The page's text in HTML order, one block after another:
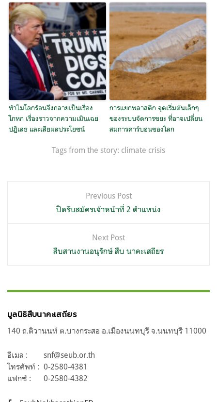
ทำไมโลกร้อนจึงกลายเป็นเรื่อง
โกหก เรื่องราวจากความเมินเฉย
ปฏิเสธ และเสียผลประโยชน์
การแยกพลาสติก จุดเริ่มต้นเล็กๆ
ของระบบจัดการขยะ ที่อาจเปลี่ยน
สมการคาร์บอนของโลก
Tags from the story: climate crisis
Previous Post
ปิดรับสมัครเจ้าหน้าที่ 2 ตำแหน่ง
Next Post
สืบสานงานอนุรักษ์ สืบ นาคะเสถียร
มูลนิธิสืบนาคะเสถียร
140 ถ.ติวานนท์ ต.บางกระสอ อ.เมืองนนทบุรี จ.นนทบุรี 11000
อีเมล :
snf@seub.or.th
โทรศัพท์ : 0-2580-4381
แฟกซ์ :
0-2580-4382